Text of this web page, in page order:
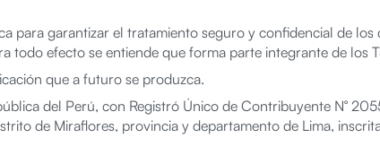
para garantizar el tratamiento seguro y confidencial de los
todo efecto se entiende que forma parte integrante de los
que a futuro se produzca.
del Perú, con Registró Único de Contribuyente N°
de Miraflores, provincia y departamento de Lima,